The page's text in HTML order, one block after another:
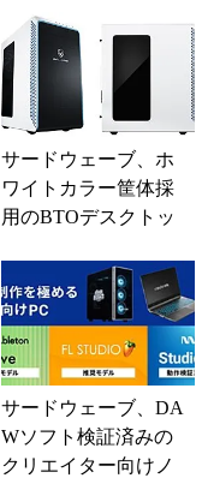
サードウェーブ、ホ
ワイトカラー筐体採
用のBTOデスクトッ
部パーツも白色に統
一した...
サードウェーブ、DA
Wソフト検証済みの
クリエイター向けノ